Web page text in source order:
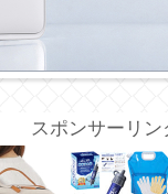
スポンサーリン